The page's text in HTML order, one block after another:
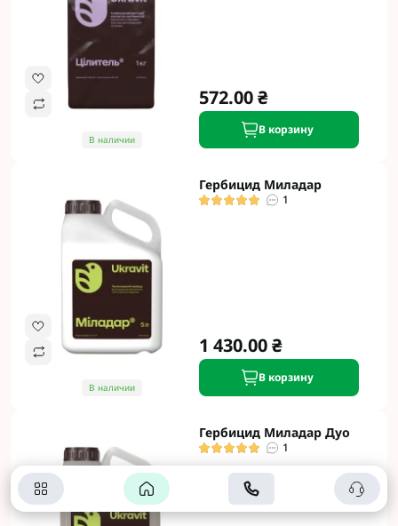
В наличии
572.00 ₴
В корзину
В наличии
Гербицид Миладар
1
1 430.00 ₴
В корзину
Гербицид Миладар Дуо
1